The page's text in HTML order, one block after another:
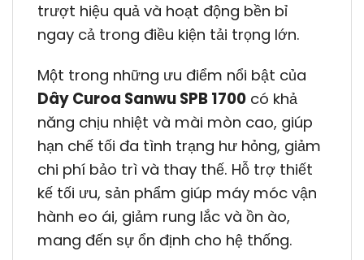
trượt hiệu quả và hoạt động bền bỉ
ngay cả trong điều kiện tải trọng lớn.
Một trong những ưu điểm nổi bật của
Dây Curoa Sanwu SPB 1700 có khả
năng chịu nhiệt và mài mòn cao, giúp
hạn chế tối đa tình trạng hư hỏng, giảm
chi phí bảo trì và thay thế. Hỗ trợ thiết
kế tối ưu, sản phẩm giúp máy móc vận
hành eo ái, giảm rung lắc và ồn ào,
mang đến sự ổn định cho hệ thống.